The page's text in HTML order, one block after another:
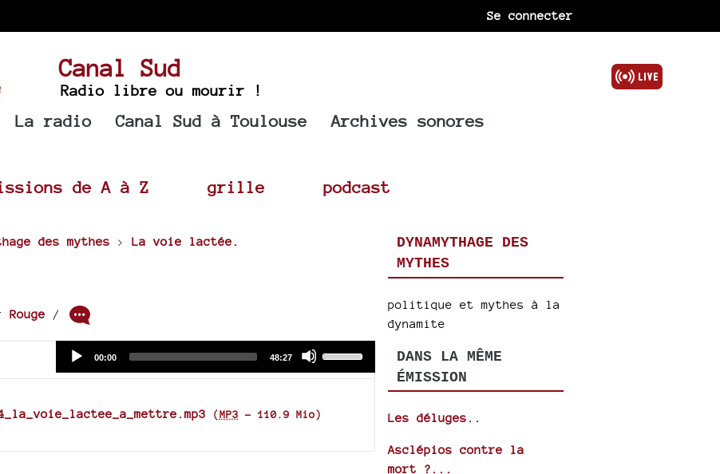
Se connecter
Canal Sud
Radio libre ou mourir !
La radio Canal Sud à Toulouse Archives sonores
de A à Z grille podcast
des mythes > La voie lactée.
Rouge /
Current
00:00
Total
48:27
(MP3 - 110.9 Mio)
DYNAMYTHAGE DES
MYTHES
politique et mythes à la
dynamite
DANS LA MÊME
ÉMISSION
Les déluges..
Asclépios contre la
mort ?...